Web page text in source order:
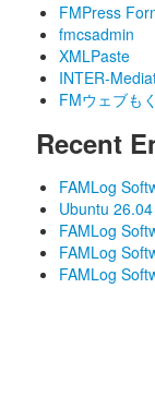
FMPress
fmcsadmin
XMLPaste
INTER-
FMウェブも
Recent
FAMLog
Ubuntu
FAMLog
FAMLog
FAMLog